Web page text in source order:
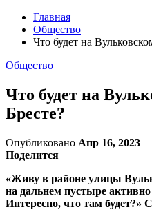
Главная
Общество
Что будет на
Общество
Что будет на
Бресте?
Опубликовано Апр 16, 2023
Поделится
«Живу в районе улицы
на дальнем пустыре активно
Интересно, что там будет?»